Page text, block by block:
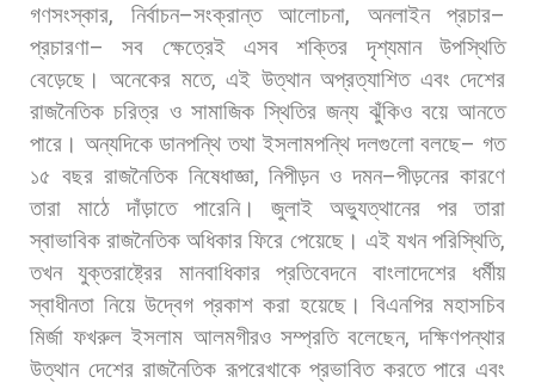
গণসংস্কার, নির্বাচন–সংক্রান্ত আলোচনা, অনলাইন প্রচার–
প্রচারণা–সব ক্ষেত্রেই এসব শক্তির দৃশ্যমান
উপস্থিতি
বেড়েছে। অনেকের মতে,এই উত্থান অপ্রত্যাশিত এবং দেশের
রাজনৈতিক চরিত্র ও সামাজিক স্থিতির জন্য ঝুঁকিও বয়ে আনতে
পারে। অন্যদিকে ডানপন্থি তথা ইসলামপন্থি দলগুলো বলছে– গত
১৫ বছর রাজনৈতিক নিষেধাজ্ঞা,নিপীড়ন ও দমন–পীড়নের কারণে
তারা
মাঠে দাঁড়াতে পারেনি। জুলাই অভ্যুত্থানের পর
তারা
স্বাভাবিক রাজনৈতিক অধিকার ফিরে পেয়েছে। এই যখন পরিস্থিতি,
তখন যুক্তরাষ্ট্রের মানবাধিকার প্রতিবেদনে বাংলাদেশের
ধর্মীয়
স্বাধীনতা নিয়ে উদ্বেগ প্রকাশ করা হয়েছে। বিএনপির মহাসচিব
মির্জা ফখরুল ইসলাম আলমগীরও সম্প্রতি বলেছেন,দক্ষিণপন্থার
উত্থান দেশের রাজনৈতিক রূপরেখাকে প্রভাবিত করতে পারে এবং